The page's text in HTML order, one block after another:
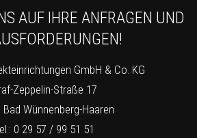
AUF IHRE ANFRAGEN UND
GmbH & Co. KG
Zeppelin-Straße 17
Bad Wünnenberg-Haaren
0 29 57 / 99 51 51